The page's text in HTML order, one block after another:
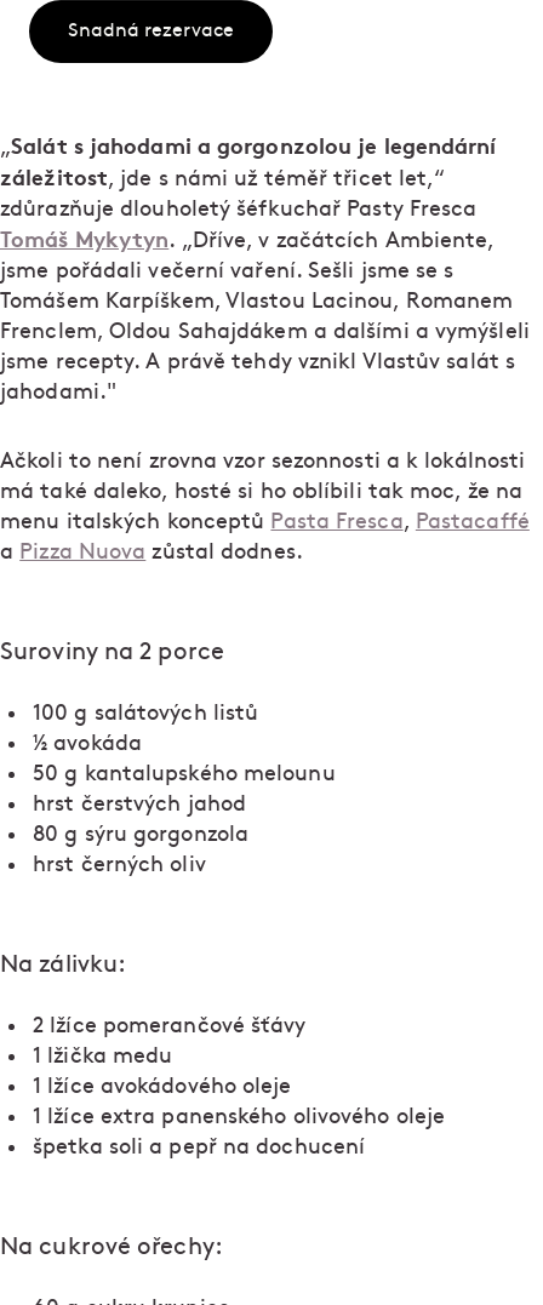
Snadná rezervace
„Salát s jahodami a gorgonzolou je legendární
záležitost, jde s námi už téměř třicet let,“
zdůrazňuje dlouholetý šéfkuchař Pasty Fresca
Tomáš Mykytyn. „Dříve, v začátcích Ambiente,
jsme pořádali večerní vaření. Sešli jsme se s
Tomášem Karpíškem, Vlastou Lacinou, Romanem
Frenclem, Oldou Sahajdákem a dalšími a vymýšleli
jsme recepty. A právě tehdy vznikl Vlastův salát s
jahodami."
Ačkoli to není zrovna vzor sezonnosti a k lokálnosti
má také daleko, hosté si ho oblíbili tak moc, že na
menu italských konceptů Pasta Fresca, Pastacaffé
a Pizza Nuova zůstal dodnes.
Suroviny na 2 porce
100 g salátových listů
½ avokáda
50 g kantalupského melounu
hrst čerstvých jahod
80 g sýru gorgonzola
hrst černých oliv
Na zálivku:
2 lžíce pomerančové šťávy
1 lžička medu
1 lžíce avokádového oleje
1 lžíce extra panenského olivového oleje
špetka soli a pepř na dochucení
Na cukrové ořechy: